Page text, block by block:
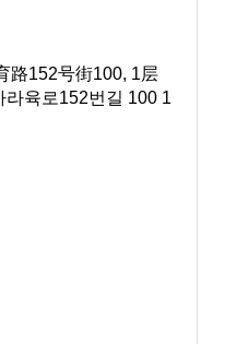
路152号街100, 1层
라육로152번길 100 1